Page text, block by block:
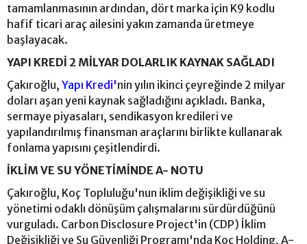
tamamlanmasının ardından, dört marka için K9 kodlu
hafif ticari araç ailesini yakın zamanda üretmeye
başlayacak.
YAPI KREDİ 2 MİLYAR DOLARLIK KAYNAK SAĞLADI
Çakıroğlu, Yapı Kredi'nin yılın ikinci çeyreğinde 2 milyar
doları aşan yeni kaynak sağladığını açıkladı. Banka,
sermaye piyasaları, sendikasyon kredileri ve
yapılandırılmış finansman araçlarını birlikte kullanarak
fonlama yapısını çeşitlendirdi.
İKLİM VE SU YÖNETİMİNDE A- NOTU
Çakıroğlu, Koç Topluluğu'nun iklim değişikliği ve su
yönetimi odaklı dönüşüm çalışmalarını sürdürdüğünü
vurguladı. Carbon Disclosure Project'in (CDP) İklim
Değişikliği ve Su Güvenliği Programı'nda Koç Holding, A-